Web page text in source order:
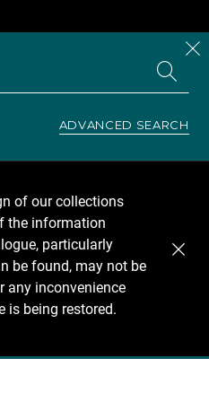
ADVANCED SEARCH
of our collections
the information
particularly
be found, may not be
any inconvenience
is being restored.